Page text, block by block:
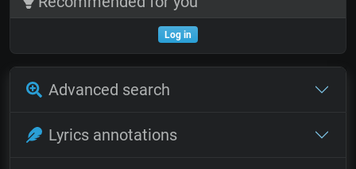
Log in
Advanced search
Lyrics annotations